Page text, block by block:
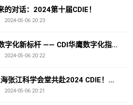
的对话：2024第十届CDIE！
2024-05-06 20:23
字化新标杆 —— CDI华鹰数字化指...
2024-05-06 20:22
张江科学会堂共赴2024 CDIE！...
2024-05-06 20:21